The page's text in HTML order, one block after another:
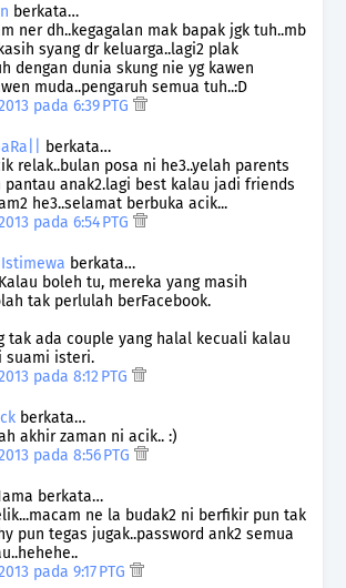
berkata…
ner dh..kegagalan mak bapak jgk tuh..mb
syang dr keluarga..lagi2 plak
dengan dunia skung nie yg kawen
muda..pengaruh semua tuh..:D
pada 6:39 PTG
berkata…
relak..bulan posa ni he3..yelah parents
pantau anak2.lagi best kalau jadi friends
he3..selamat berbuka acik...
pada 6:54 PTG
berkata…
boleh tu, mereka yang masih
tak perlulah berFacebook.
tak ada couple yang halal kecuali kalau
suami isteri.
pada 8:12 PTG
berkata…
akhir zaman ni acik.. :)
pada 8:56 PTG
berkata…
ne la budak2 ni berfikir pun tak
pun tegas jugak..password ank2 semua
pada 9:17 PTG